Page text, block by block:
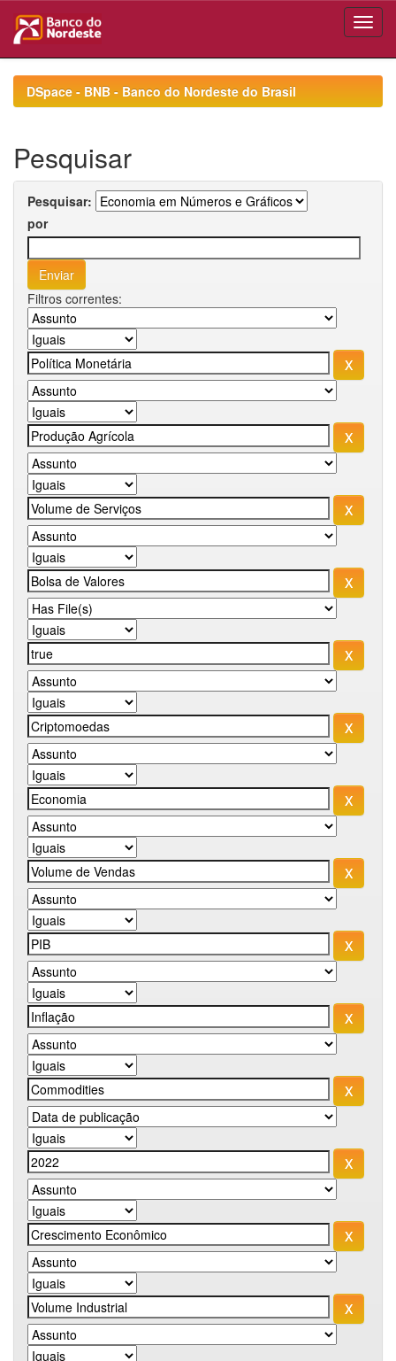
navigationDSpace - BNB - Banco do Nordeste do Brasil
Pesquisar
Pesquisar:
por
Filtros correntes: